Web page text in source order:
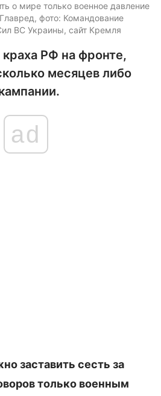
о мире только военное давление
фото: Командование
ВС Украины, сайт Кремля
РФ на фронте,
месяцев либо
ad
заставить сесть за
только военным